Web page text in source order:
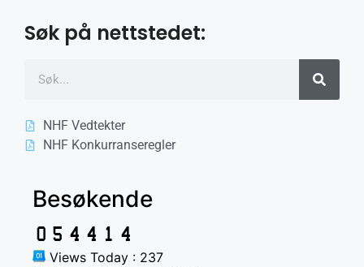
Søk på nettstedet:
NHF Vedtekter
NHF Konkurranseregler
Besøkende
Views Today : 237